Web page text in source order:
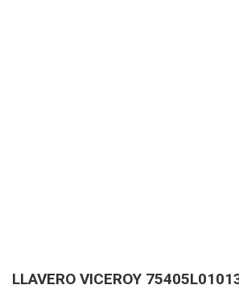
LLAVERO VICEROY